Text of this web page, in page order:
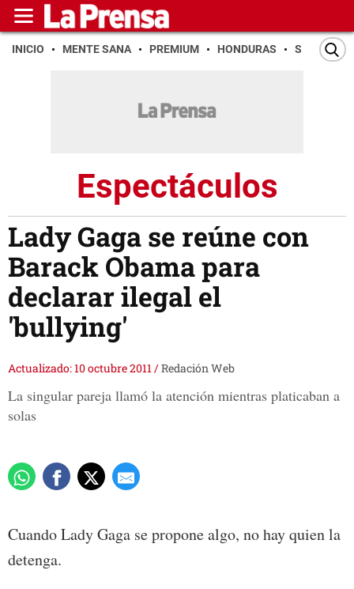
INICIO MENTE SANA PREMIUM HONDURAS SAN PEDRO
Espectáculos
Lady Gaga se reúne con
Barack Obama para
declarar ilegal el
'bullying'
Actualizado: 10 octubre 2011/Redación Web
La singular pareja llamó la atención mientras platicaban a
solas
Cuando Lady Gaga se propone algo, no hay quien la
detenga.